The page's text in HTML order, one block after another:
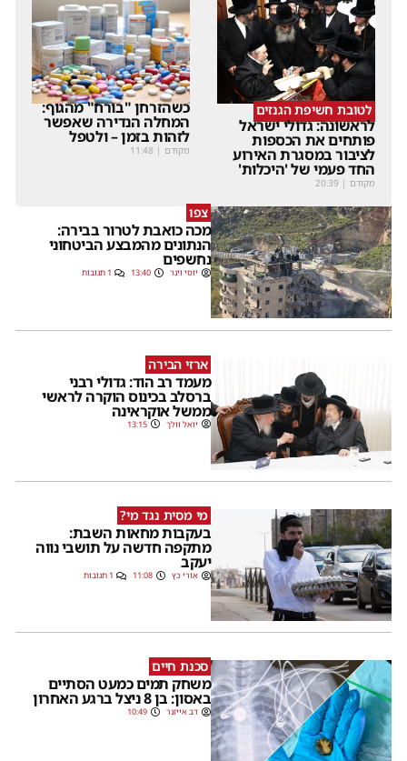
לטובת חשיפת הגנזים
לראשונה: גדולי ישראל
פותחים את הכספות
לציבור במסגרת האירוע
החד פעמי של 'היכלות'
מקודם |
20:39
כשהזרחן "בורח" מהגוף:
המחלה הנדירה שאפשר
לזהות בזמן – ולטפל
מקודם |
11:48
צפו
מכה כואבת לטרור בבירה:
הנתונים מהמבצע הביטחוני
נחשפים
יוסי וינר 13:40 1 תגובות
ארזי הבירה
מעמד רב הוד: גדולי רבני
ברסלב בכינוס הוקרה לראשי
ממשל אוקראינה
יואל וולך 13:15
מי מסית נגד מי?
בעקבות מחאות השבת:
מתקפה חדשה על תושבי נווה
יעקב
אורי כץ 11:08 1 תגובות
סכנת חיים
משחק תמים כמעט הסתיים
באסון: בן 8 ניצל ברגע האחרון
דב אייזנר 10:49